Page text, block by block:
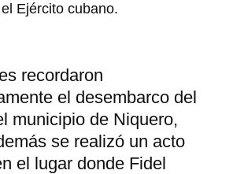
Ejército cubano.
recordaron
el desembarco del
municipio de Niquero,
se realizó un acto
el lugar donde Fidel